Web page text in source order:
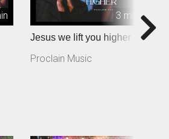
3 min
Jesus we lift you higher
Proclain Music